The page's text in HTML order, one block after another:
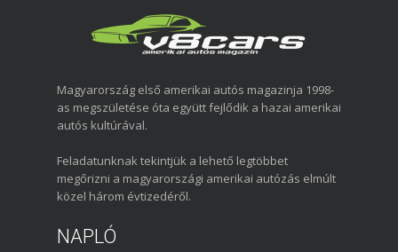
Magyarország első amerikai autós magazinja 1998-
as megszületése óta együtt fejlődik a hazai amerikai
autós kultúrával.
Feladatunknak tekintjük a lehető legtöbbet
megőrizni a magyarországi amerikai autózás elmúlt
közel három évtizedéről.
NAPLÓ